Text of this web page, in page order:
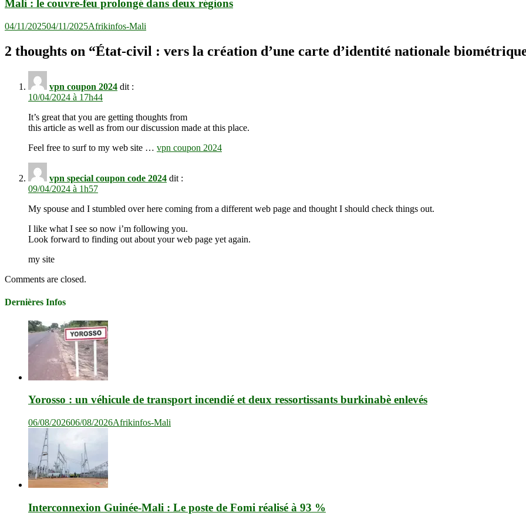
Mali : le couvre-feu prolongé dans deux régions
04/11/202504/11/2025Afrikinfos-Mali
2 thoughts on “État-civil : vers la création d’une carte d’identité nationale
vpn coupon 2024 dit :
10/04/2024 à 17h44
It’s great that you are getting thoughts from
this article as well as from our discussion made at this place.
Feel free to surf to my web site … vpn coupon 2024
vpn special coupon code 2024 dit :
09/04/2024 à 1h57
My spouse and I stumbled over here coming from a different web page and thought I should check things out.
I like what I see so now i’m following you.
Look forward to finding out about your web page yet again.
my site
Comments are closed.
Dernières Infos
Yorosso : un véhicule de transport incendié et deux ressortissants burkinabè enlevés
06/08/202606/08/2026Afrikinfos-Mali
Interconnexion Guinée-Mali : Le poste de Fomi réalisé à 93 %